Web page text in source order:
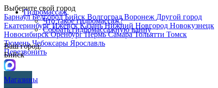
Выберите свой город
БарнаулБелгородБийск ВолгоградВоронеж Другой город
ЕкатеринбургИжевскКазаньНижний Новгород Новокузнецк
НовосибирскОренбургПермьСамараТольятти Томск
ТюменьЧебоксары Ярославль
Перезвонить
Гидромассаж
Что такое гидромассаж?
Собрать гидромассажную ванну
Ваш город:
Бийск
Магазины